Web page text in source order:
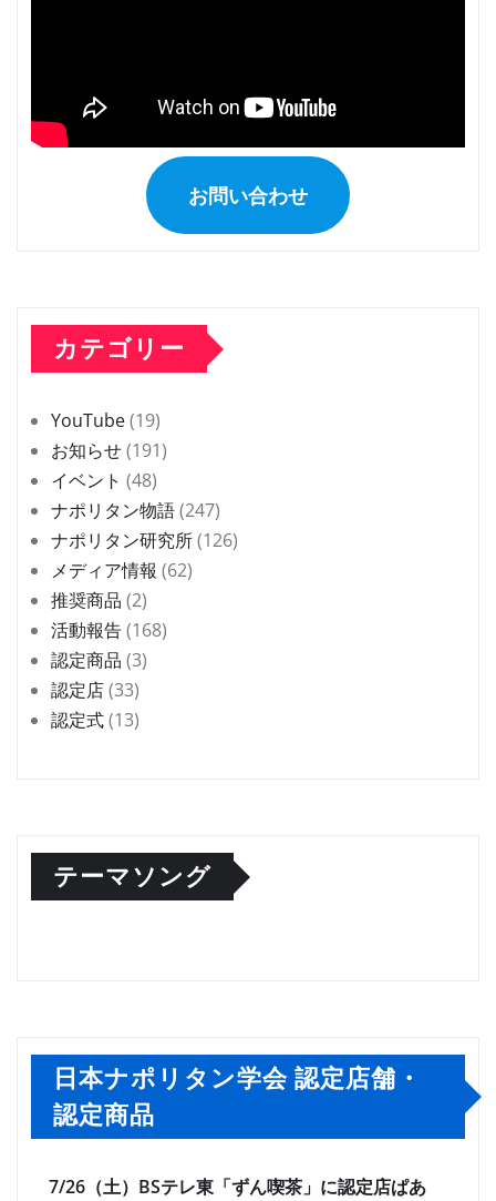
お問い合わせ
カテゴリー
YouTube(19)
お知らせ(191)
イベント (48)
ナポリタン物語(247)
ナポリタン研究所(126)
メディア情報 (62)
推奨商品 (2)
活動報告(168)
認定商品 (3)
認定店(33)
認定式(13)
テーマソング
日本ナポリタン学会 認定店舗・
認定商品
7/26（土）BSテレ東「ずん喫茶」に認定店ぱあ